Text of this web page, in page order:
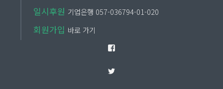
일시후원 기업은행 057-036794-01-020
회원가입 바로 가기
Facebook
Twitter